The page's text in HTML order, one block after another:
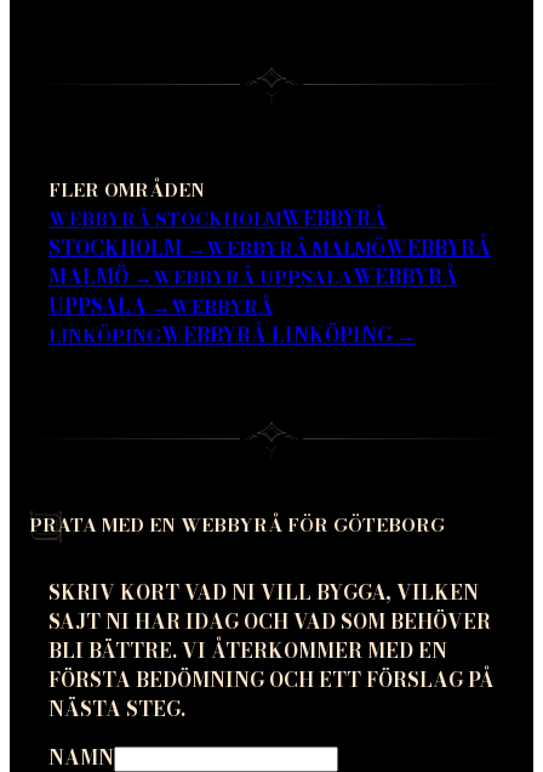
FLER OMRÅDEN
WEBBYRÅ STOCKHOLMWEBBYRÅ
STOCKHOLM →WEBBYRÅ MALMÖWEBBYRÅ
MALMÖ →WEBBYRÅ UPPSALAWEBBYRÅ
UPPSALA →WEBBYRÅ
LINKÖPINGWEBBYRÅ LINKÖPING →
PRATA MED EN WEBBYRÅ FÖR GÖTEBORG
SKRIV KORT VAD NI VILL BYGGA, VILKEN
SAJT NI HAR IDAG OCH VAD SOM BEHÖVER
BLI BÄTTRE. VI ÅTERKOMMER MED EN
FÖRSTA BEDÖMNING OCH ETT FÖRSLAG PÅ
NÄSTA STEG.
NAMN